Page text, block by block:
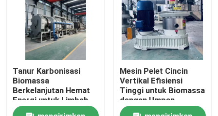
Tanur Karbonisasi
Biomassa
Berkelanjutan Hemat
Energi untuk Limbah
Pertanian
Mesin Pelet Cincin
Vertikal Efisiensi
Tinggi untuk Biomassa
dengan Umpan
Vertikal dan Desain